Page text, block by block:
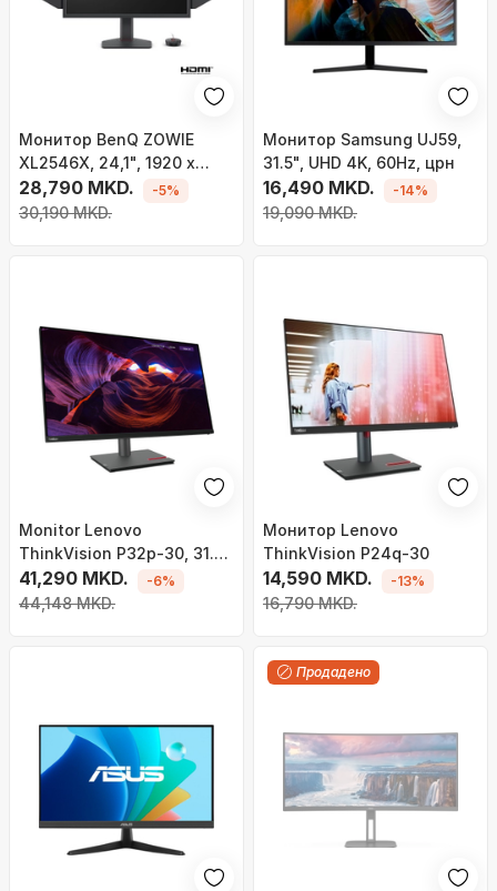
Монитор BenQ ZOWIE
XL2546X, 24,1", 1920 x
1080, 240 Hz, црн
28,790 MKD.
30,190 MKD.
-5%
Монитор Samsung UJ59,
31.5", UHD 4K, 60Hz, црн
16,490 MKD.
19,090 MKD.
-14%
Monitor Lenovo
ThinkVision P32p-30, 31.5",
UHD 4K, i zi
41,290 MKD.
44,148 MKD.
-6%
Монитор Lenovo
ThinkVision P24q-30
14,590 MKD.
16,790 MKD.
-13%
Продадено